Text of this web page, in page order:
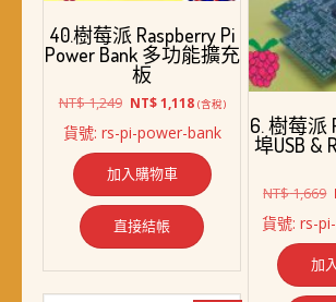
40.樹莓派 Raspberry Pi
Power Bank 多功能擴充
板
NT$1,249 原
價
NT$ 1,249。
NT$1,118目
價
格：
NT$ 1,118。
(含稅)
貨號: rs-pi-power-bank
加入購物車
直接結帳
6. 樹莓派
埠USB &
NT$1,669
貨號: rs-
加